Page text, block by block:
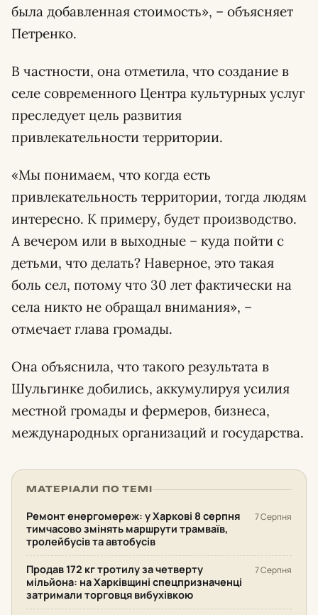
была добавленная ​​стоимость», – объясняет
Петренко.
В частности, она отметила, что создание в
селе современного Центра культурных услуг
преследует цель развития
привлекательности территории.
«Мы понимаем, что когда есть
привлекательность территории, тогда людям
интересно. К примеру, будет производство.
А вечером или в выходные – куда пойти с
детьми, что делать? Наверное, это такая
боль сел, потому что 30 лет фактически на
села никто не обращал внимания», –
отмечает глава громады.
Она объяснила, что такого результата в
Шульгинке добились, аккумулируя усилия
местной громады и фермеров, бизнеса,
международных организаций и государства.
МАТЕРІАЛИ ПО ТЕМІ
Ремонт енергомереж: у Харкові 8 серпня
тимчасово змінять маршрути трамваїв,
тролейбусів та автобусів
7 Серпня
Продав 172 кг тротилу за четверту
мільйона: на Харківщині спецпризначенці
затримали торговця вибухівкою
7 Серпня